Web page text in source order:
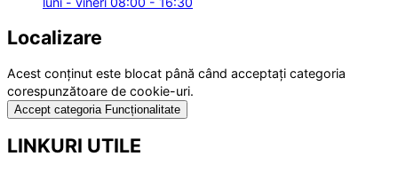
Localizare
Acest conținut este blocat până când acceptați categoria
corespunzătoare de cookie-uri.
Accept categoria Funcționalitate
LINKURI UTILE